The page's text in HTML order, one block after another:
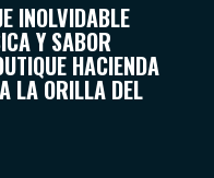
INOLVIDABLE
Y SABOR
HACIENDA
LA ORILLA DEL